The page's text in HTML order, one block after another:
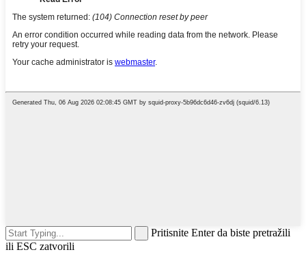
Pritisnite Enter da biste pretražili
ili ESC zatvorili